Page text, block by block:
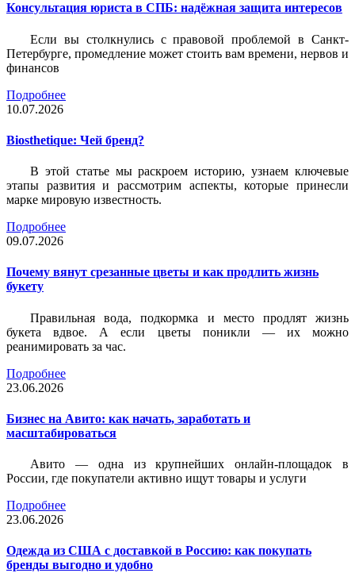
Консультация юриста в СПБ: надёжная защита интересов
Если вы столкнулись с правовой проблемой в Санкт-
Петербурге, промедление может стоить вам времени, нервов и
финансов
Подробнее
10.07.2026
Biosthetique: Чей бренд?
В этой статье мы раскроем историю, узнаем ключевые
этапы развития и рассмотрим аспекты, которые принесли
марке мировую известность.
Подробнее
09.07.2026
Почему вянут срезанные цветы и как продлить жизнь
букету
Правильная вода, подкормка и место продлят жизнь
букета вдвое. А если цветы поникли — их можно
реанимировать за час.
Подробнее
23.06.2026
Бизнес на Авито: как начать, заработать и
масштабироваться
Авито — одна из крупнейших онлайн-площадок в
России, где покупатели активно ищут товары и услуги
Подробнее
23.06.2026
Одежда из США с доставкой в Россию: как покупать
бренды выгодно и удобно